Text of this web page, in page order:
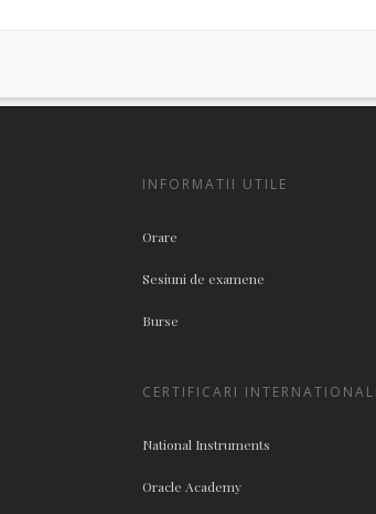
INFORMATII UTILE
Orare
Sesiuni de examene
Burse
CERTIFICARI
National Instruments
Oracle Academy